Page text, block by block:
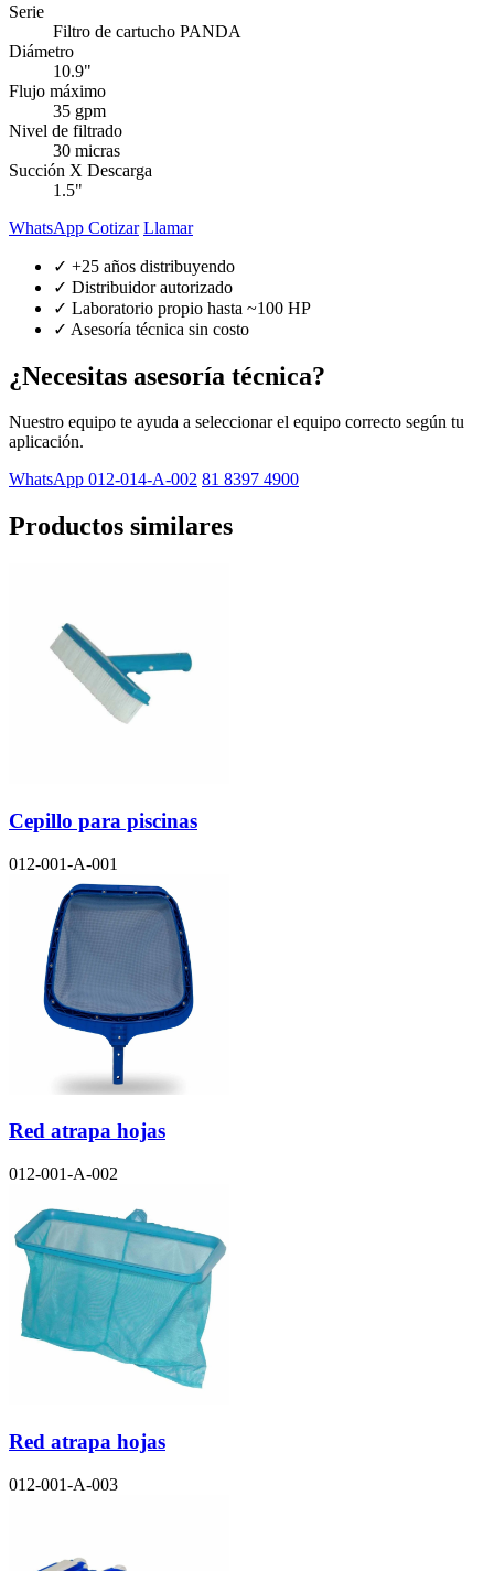
Serie
Filtro de cartucho PANDA
Diámetro
10.9"
Flujo máximo
35 gpm
Nivel de filtrado
30 micras
Succión X Descarga
1.5"
WhatsApp Cotizar Llamar
✓ +25 años distribuyendo
✓ Distribuidor autorizado
✓ Laboratorio propio hasta ~100 HP
✓ Asesoría técnica sin costo
¿Necesitas asesoría técnica?
Nuestro equipo te ayuda a seleccionar el equipo correcto según tu
aplicación.
WhatsApp 012-014-A-002 81 8397 4900
Productos similares
Cepillo para piscinas
012-001-A-001
Red atrapa hojas
012-001-A-002
Red atrapa hojas
012-001-A-003